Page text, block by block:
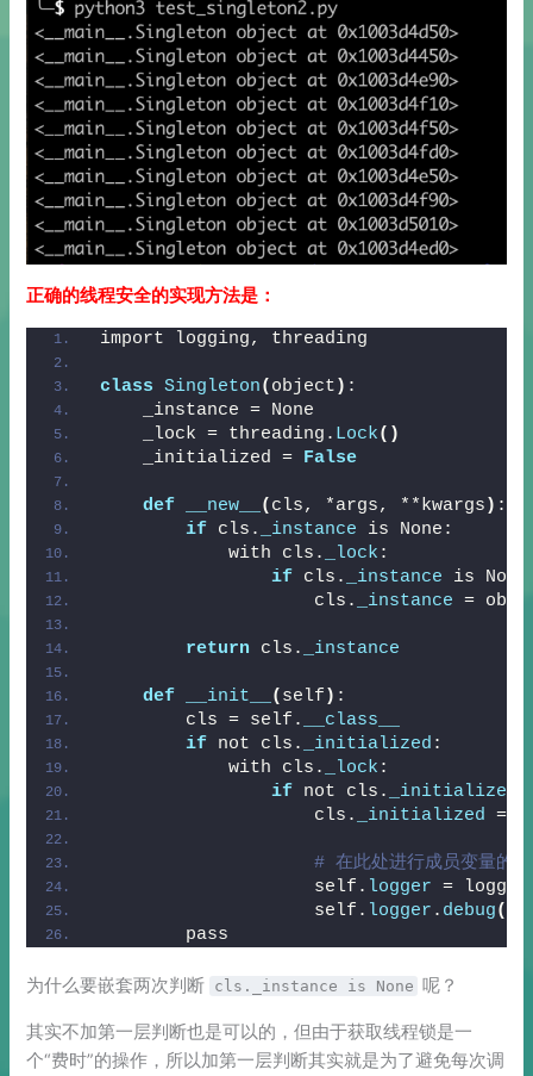
正确的线程安全的实现方法是：
import logging, threading
class Singleton( object ) :
    _instance = None
    _lock = threading.
Lock()
    _initialized =
False
def __new__ ( cls, *args, **kwargs ) :
if cls. _instance is None:
            with cls.
_lock :
if cls. _instance is
                    cls.
_instance =
return cls. _instance
def __init__ ( self ) :
        cls = self.
__class__
if not cls. _initialized :
            with cls.
_lock :
if not cls. _initialized
                    cls.
_initialized =
# 在此处进行成员变量的
                    self.
logger =
                    self.
logger . debug(
        pass
为什么要嵌套两次判断 cls._instance is None 呢？
其实不加第一层判断也是可以的，但由于获取线程锁是一
个“费时”的操作，所以加第一层判断其实就是为了避免每次调